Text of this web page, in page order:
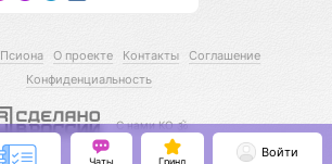
Псиона О проекте Контакты
Соглашение
Конфиденциальность
С нами КО 🕉️
Чаты Гринд
Войти